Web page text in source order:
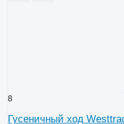
8
Гусеничный ход